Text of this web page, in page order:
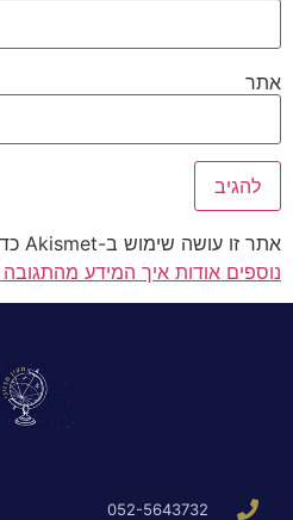
אתר
אתר זו עושה שימוש ב-Akismet כדי לסנן תגובות זבל.
נוספים אודות איך המידע
052-5643732